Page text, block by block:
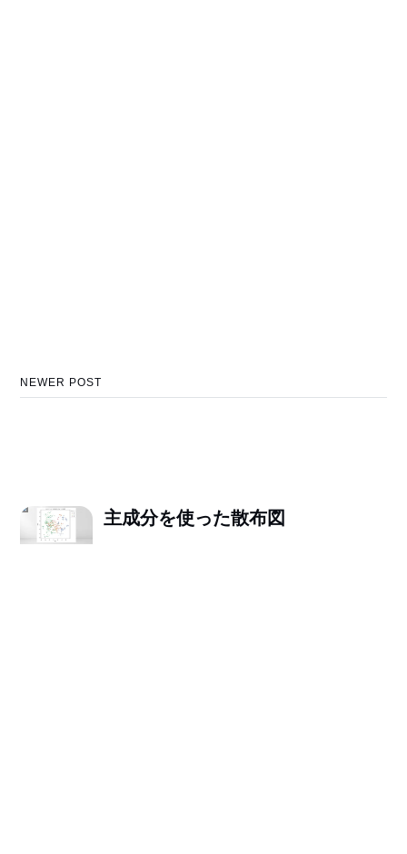
NEWER POST
主成分を使った散布図